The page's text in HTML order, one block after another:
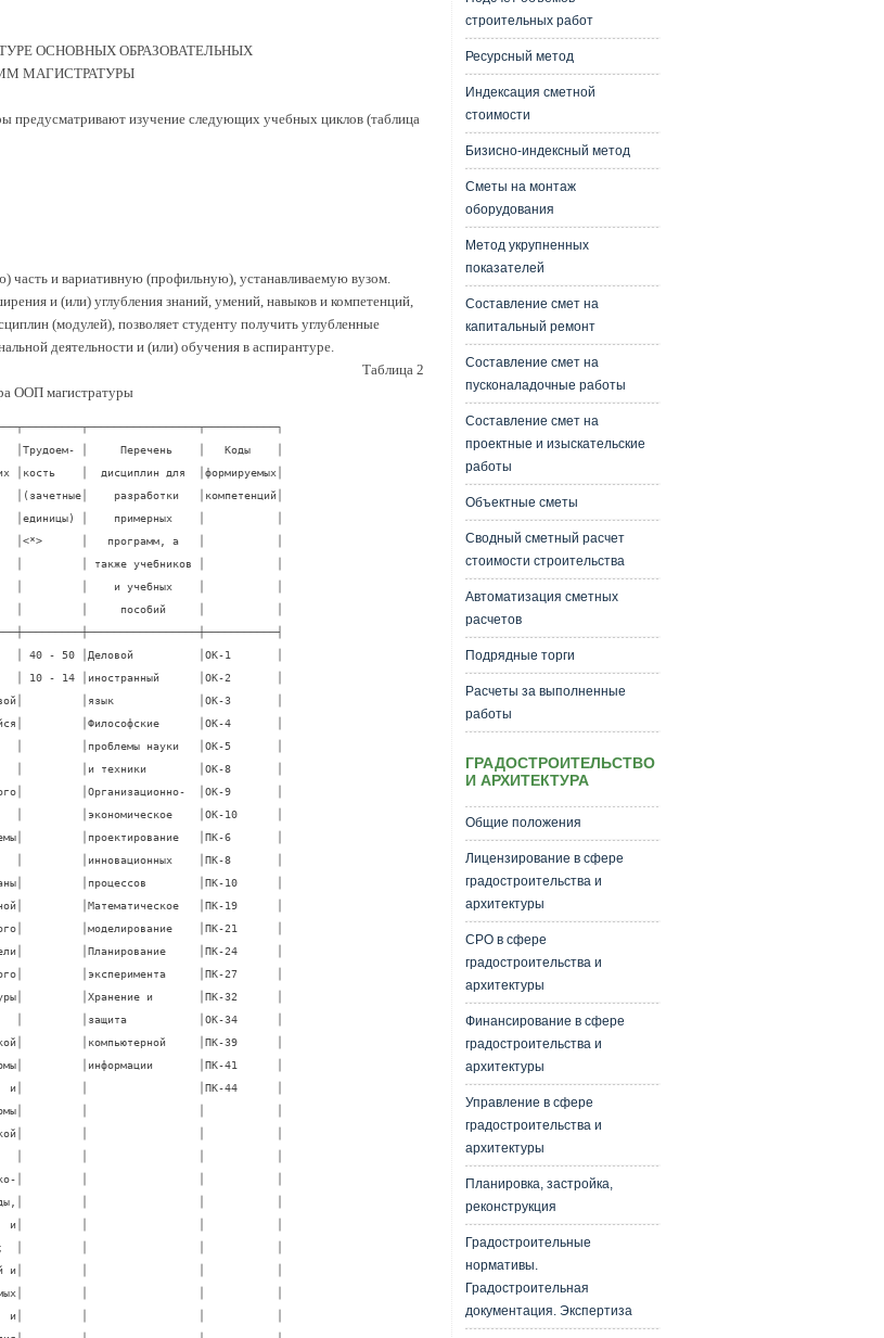
ОСНОВНЫХ ОБРАЗОВАТЕЛЬНЫХ
МАГИСТРАТУРЫ
предусматривают изучение следующих учебных циклов (таблица
и вариативную (профильную), устанавливаемую вузом.
и (или) углубления знаний, умений, навыков и компетенций,
(модулей), позволяет студенту получить углубленные
деятельности и (или) обучения в аспирантуре.
Таблица 2
ООП магистратуры
│           │
│   │-     применять      основные│         │                 │           │
│   │положения философской  теории│         │                 │           │
│   │познания    в    научной    и│         │                 │           │
│   │практической деятельности;   │         │                 │           │
│   │-   прогнозировать   технико-│         │                 │           │
│   │экономические      показатели│         │                 │           │
│   │развития    производства    и│         │                 │           │
│   │конкурентоспособность        │         │                 │           │
│   │создаваемой        продукции;│         │                 │           │
│   │оценивать стоимость  объектов│         │                 │           │
│   │интеллектуальной             │         │                 │           │
│   │собственности;     составлять│         │                 │           │
│   │маркетинговый,               │         │                 │           │
│   │инвестиционный,              │         │                 │           │
│   │производственный и финансовый│         │                 │           │
│   │планы;  формировать  комплект│         │                 │           │
│   │документов                для│         │                 │           │
│   │государственной   регистрации│         │                 │           │
│   │предприятия;                 │         │                 │           │
│   │-      применять      физико-│         │                 │           │
│   │математические   методы   при│         │                 │           │
│   │моделировании задач в области│         │                 │           │
│   │автоматизации технологических│         │                 │           │
│   │процессов   и    производств,│         │                 │           │
│   │управления  жизненным  циклом│         │                 │           │
│   │продукции и ее качеством;    │         │                 │           │
│   │- формировать планы измерений│         │                 │           │
│   │и  испытаний  для   различных│         │                 │           │
│   │измерительных               и│         │                 │           │
│   │экспериментальных   задач   и│         │                 │           │
│   │обрабатывать       полученные│         │                 │           │
│   │результаты  с  использованием│         │                 │           │
│   │алгоритмов,        адекватных│         │                 │           │
│   │сформированным планам;       │         │                 │           │
│   │- применять методы и средства│         │                 │           │
│   │хранения       и       защиты│         │                 │           │
│   │компьютерной информации;     │         │                 │           │
│   │владеть:                     │         │                 │           │
│   │-   навыками    общения    на│         │                 │           │
│   │иностранном языке;           │         │                 │           │
│   │-    идеологией     всеобщего│         │                 │           │
│   │руководства        качеством,│         │                 │           │
│   │философскими,  социальными  и│         │                 │           │
│   │экономическими   аспектам   и│         │                 │           │
│   │качества;                    │         │                 │           │
│   │-    навыками    практической│         │                 │           │
│   │охраны       интеллектуальной│         │                 │           │
│   │собственности;               │         │                 │           │
│   │- навыками разработки бизнес-│         │                 │           │
│   │планов и оценки экономической│         │                 │           │
│   │эффективности      проводимых│         │                 │           │
│   │мероприятий     в     области│         │                 │           │
│   │автоматизации технологических│         │                 │           │
│   │процессов   и    производств,│         │                 │           │
│   │управления  жизненным  циклом│         │                 │           │
│   │продукции и ее качеством;    │         │                 │           │
│   │- навыками построения моделей│         │                 │           │
│   │и решения конкретных задач  в│         │                 │           │
│   │области         автоматизации│         │                 │           │
│   │технологических  процессов  и│         │                 │           │
│   │производств,       управления│         │                 │           │
│   │жизненным циклом продукции  и│         │                 │           │
│   │ее качеством;                │         │                 │           │
│   │- навыками использования  при│         │                 │           │
│   │решении  поставленных   задач│         │                 │           │
│   │программных пакетов для ЭВМ; │         │                 │           │
│   │- навыками хранения и защиты │         │                 │           │
│   │компьютерной информации.     │         │                 │           │
├───┼─────────────────────────────┼─────────┼─────────────────┼───────────┤
│   │Вариативная часть (знания,   │         │                 │           │
│   │умения, навыки определяются  │         │                 │           │
│   │ООП вуза)                    │         │                 │           │
├───┼─────────────────────────────┼─────────┼─────────────────┼───────────┤
│М.2│Профессиональный цикл        │ 57 - 67 │Проектирование   │ОК-2       │
│   │Базовая                      │ 16 - 20 │систем           │ОК-8       │
│   │(общепрофессиональная) часть │
строительных работ
Ресурсный метод
Индексация сметной
стоимости
Бизисно-индексный метод
Сметы на монтаж
оборудования
Метод укрупненных
показателей
Составление смет на
капитальный ремонт
Составление смет на
пусконаладочные работы
Составление смет на
проектные и изыскательские
работы
Объектные сметы
Сводный сметный расчет
стоимости строительства
Автоматизация сметных
расчетов
Подрядные торги
Расчеты за выполненные
работы
ГРАДОСТРОИТЕЛЬСТВО
И АРХИТЕКТУРА
Общие положения
Лицензирование в сфере
градостроительства и
архитектуры
СРО в сфере
градостроительства и
архитектуры
Финансирование в сфере
градостроительства и
архитектуры
Управление в сфере
градостроительства и
архитектуры
Планировка, застройка,
реконструкция
Градостроительные
нормативы.
Градостроительная
документация. Экспертиза